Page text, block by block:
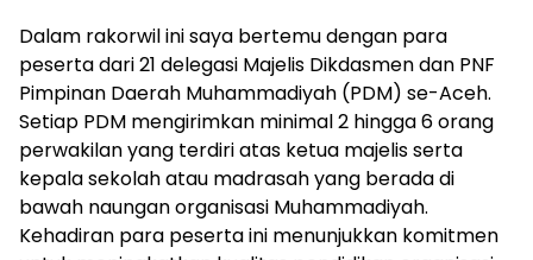
Dalam rakorwil ini saya bertemu dengan para
peserta dari 21 delegasi Majelis Dikdasmen dan PNF
Pimpinan Daerah Muhammadiyah (PDM) se-Aceh.
Setiap PDM mengirimkan minimal 2 hingga 6 orang
perwakilan yang terdiri atas ketua majelis serta
kepala sekolah atau madrasah yang berada di
bawah naungan organisasi Muhammadiyah.
Kehadiran para peserta ini menunjukkan komitmen